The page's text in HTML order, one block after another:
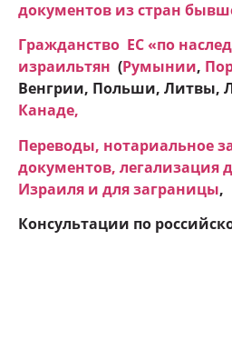
документов из стран
Гражданство ЕC «по
израильтян (Румынии,
Венгрии, Польши, Литвы,
Канаде,
Переводы, нотариальное
документов, легализация
Израиля и для заграницы,
Консультации по